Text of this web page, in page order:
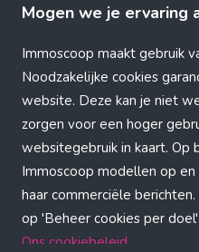
Mogen we je ervaring
Immoscoop maakt gebruik
Noodzakelijke cookies
website. Deze kan je niet
zorgen voor een hoger
websitegebruik in kaart. Op
Immoscoop modellen op
haar commerciële
op 'Beheer cookies per doel'.
Ons cookiebeleid
Application error: a client-side
browser console for more